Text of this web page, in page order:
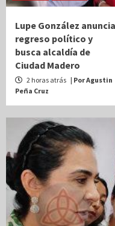
Lupe González anuncia
regreso político y
busca alcaldía de
Ciudad Madero
2 horas atrás | Por Agustin
Peña Cruz